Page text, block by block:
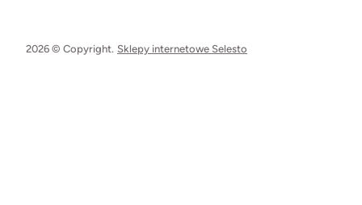
2026 © Copyright. Sklepy internetowe Selesto